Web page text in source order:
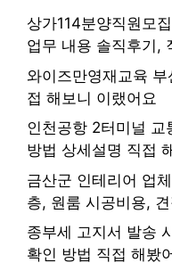
상가114분양직원모
업무 내용 솔직후기,
와이즈만영재교육
접 해보니 이랬어요
인천공항 2터미널
방법 상세설명 직접
금산군 인테리어 업
층, 원룸 시공비용,
종부세 고지서 발송
확인 방법 직접 해봤